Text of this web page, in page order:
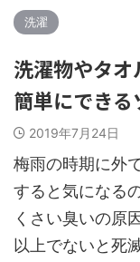
洗濯
洗濯物やタ
簡単にできる
2019年7月24日
梅雨の時期に外
すると気になる
くさい臭いの原
以上でないと死